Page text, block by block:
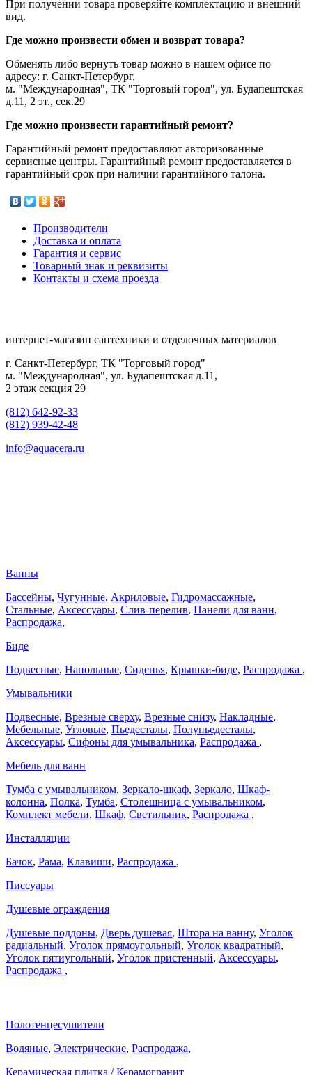
При получении товара проверяйте комплектацию и внешний
вид.
Где можно произвести обмен и возврат товара?
Обменять либо вернуть товар можно в нашем офисе по
адресу: г. Санкт-Петербург,
м. "Международная", ТК "Торговый город", ул. Будапештская
д.11, 2 эт., сек.29
Где можно произвести гарантийный ремонт?
Гарантийный ремонт предоставляют авторизованные
сервисные центры. Гарантийный ремонт предоставляется в
гарантийный срок при наличии гарантийного талона.
Производители
Доставка и оплата
Гарантия и сервис
Товарный знак и реквизиты
Контакты и схема проезда
интернет-магазин сантехники и отделочных материалов
г. Санкт-Петербург, ТК "Торговый город"
м. "Международная", ул. Будапештская д.11,
2 этаж секция 29
(812) 642-92-33
(812) 939-42-48
info@aquacera.ru
Ванны
Бассейны, Чугунные, Акриловые, Гидромассажные,
Стальные, Аксессуары, Слив-перелив, Панели для ванн,
Распродажа,
Биде
Подвесные, Напольные, Сиденья, Крышки-биде, Распродажа ,
Умывальники
Подвесные, Врезные сверху, Врезные снизу, Накладные,
Мебельные, Угловые, Пьедесталы, Полупьедесталы,
Аксессуары, Сифоны для умывальника, Распродажа ,
Мебель для ванн
Тумба с умывальником, Зеркало-шкаф, Зеркало, Шкаф-
колонна, Полка, Тумба, Столешница с умывальником,
Комплект мебели, Шкаф, Светильник, Распродажа ,
Инсталляции
Бачок, Рама, Клавиши, Распродажа ,
Писсуары
Душевые ограждения
Душевые поддоны, Дверь душевая, Штора на ванну, Уголок
радиальный, Уголок прямоугольный, Уголок квадратный,
Уголок пятиугольный, Уголок пристенный, Аксессуары,
Распродажа ,
Полотенцесушители
Водяные, Электрические, Распродажа,
Керамическая плитка / Керамогранит